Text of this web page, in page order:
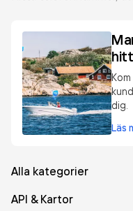
dig.
Läs
Alla kategorier
API & Kartor